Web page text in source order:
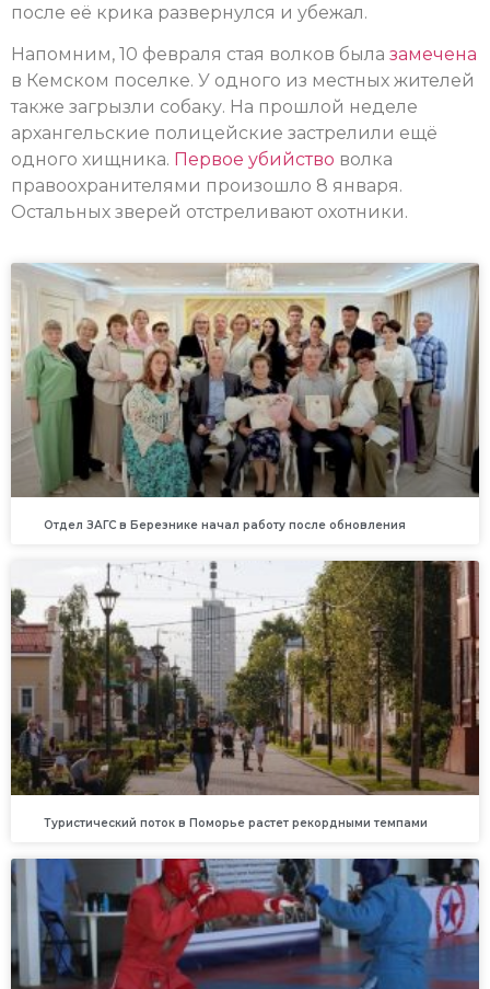
после её крика развернулся и убежал.
Напомним, 10 февраля стая волков была замечена
в Кемском поселке. У одного из местных жителей
также загрызли собаку. На прошлой неделе
архангельские полицейские застрелили ещё
одного хищника. Первое убийство волка
правоохранителями произошло 8 января.
Остальных зверей отстреливают охотники.
Отдел ЗАГС в Березнике начал работу после обновления
Туристический поток в Поморье растет рекордными темпами